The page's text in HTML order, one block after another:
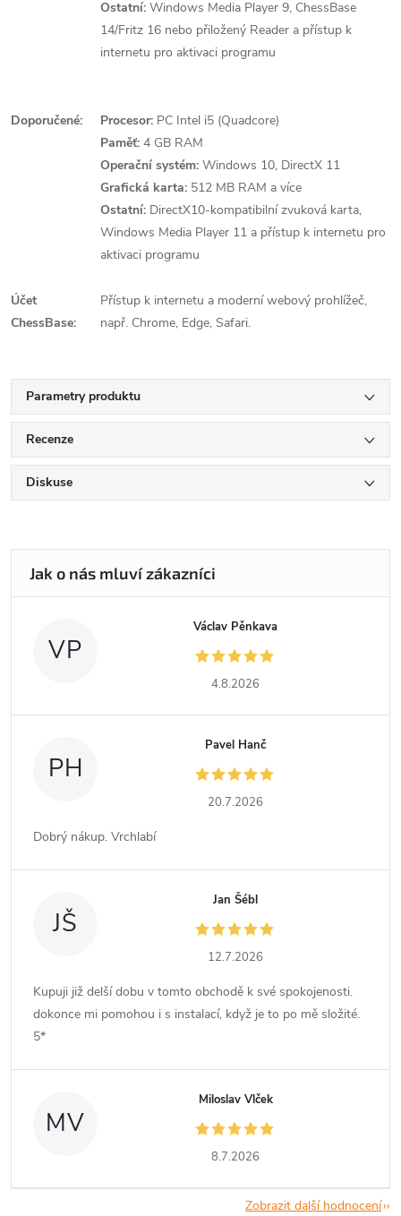
Ostatní: Windows Media Player 9, ChessBase
14/Fritz 16 nebo přiložený Reader a přístup k
internetu pro aktivaci programu
Doporučené: Procesor: PC Intel i5 (Quadcore)
Paměť: 4 GB RAM
Operační systém: Windows 10, DirectX 11
Grafická karta: 512 MB RAM a více
Ostatní: DirectX10-kompatibilní zvuková karta,
Windows Media Player 11 a přístup k internetu pro
aktivaci programu
Účet
ChessBase:
Přístup k internetu a moderní webový prohlížeč,
např. Chrome, Edge, Safari.
Parametry produktu
Recenze
Diskuse
VP
Václav Pěnkava
4.8.2026
PH
Pavel Hanč
20.7.2026
Dobrý nákup. Vrchlabí
JŠ
Jan Šébl
12.7.2026
Kupuji již delší dobu v tomto obchodě k své spokojenosti.
dokonce mi pomohou i s instalací, když je to po mě složité.
5*
MV
Miloslav Vlček
8.7.2026
Zobrazit další hodnocení